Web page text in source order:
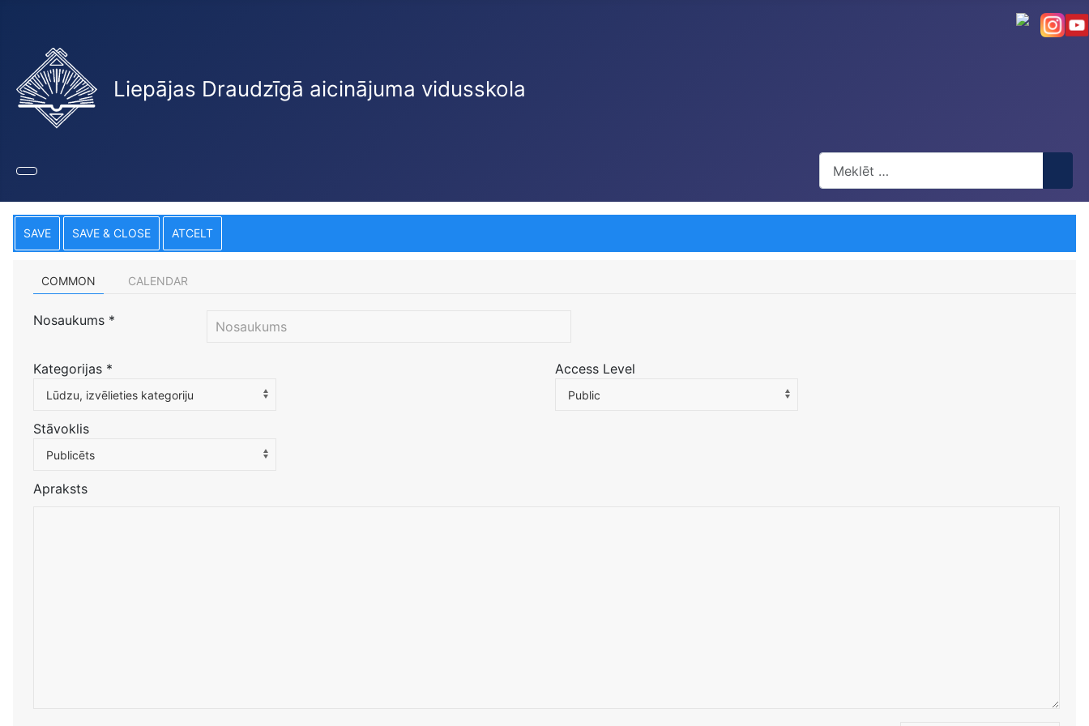
Liepājas Draudzīgā aicinājuma vidusskola
SAVE SAVE & CLOSE ATCELT
COMMON CALENDAR
Nosaukums *
Kategorijas *
Atlasiet kategoriju, lai filtrētu sarakstu
Lūdzu, izvēlieties kategoriju
Access Level
Public
Stāvoklis
Publicēts
Apraksts